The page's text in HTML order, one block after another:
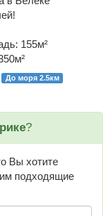
155м²
До моря 2.5км
?
Вы хотите
подходящие